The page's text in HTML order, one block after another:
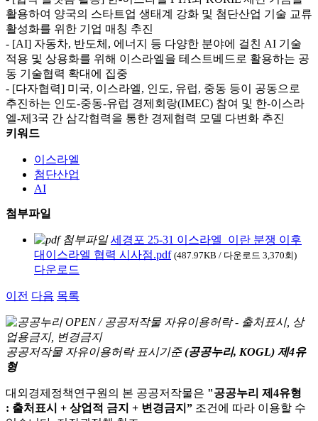
활용하여 양국의 스타트업 생태계 강화 및 첨단산업 기술 교류
활성화를 위한 기업 매칭 추진
- [AI] 자동차, 반도체, 에너지 등 다양한 분야에 걸친 AI 기술
적용 및 상용화를 위해 이스라엘을 테스트베드로 활용하는 공
동 기술협력 확대에 집중
- [다자협력] 미국, 이스라엘, 인도, 유럽, 중동 등이 공동으로
추진하는 인도-중동-유럽 경제회랑(IMEC) 참여 및 한-이스라
엘-제3국 간 삼각협력을 통한 경제협력 모델 다변화 추진
키워드
이스라엘
첨단산업
AI
첨부파일
세경포 25-31 이스라엘_이란 분쟁 이후
대이스라엘 협력 시사점.pdf (487.97KB / 다운로드 3,370회)
다운로드
이전 다음 목록
공공저작물 자유이용허락 표시기준 (공공누리, KOGL) 제4유
형
대외경제정책연구원의 본 공공저작물은 "공공누리 제4유형
: 출처표시 + 상업적 금지 + 변경금지” 조건에 따라 이용할 수